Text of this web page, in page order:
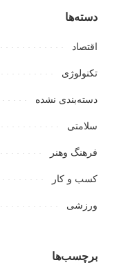
دسته‌ها
اقتصاد
تکنولوژی
دسته‌بندی نشده
سلامتی
فرهنگ وهنر
کسب و کار
ورزشی
برچسب‌ها